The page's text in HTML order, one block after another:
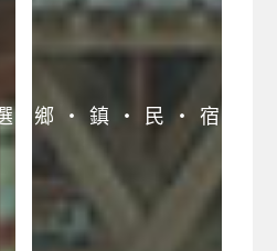
鄉 ‧ 鎮 ‧ 民 ‧ 宿